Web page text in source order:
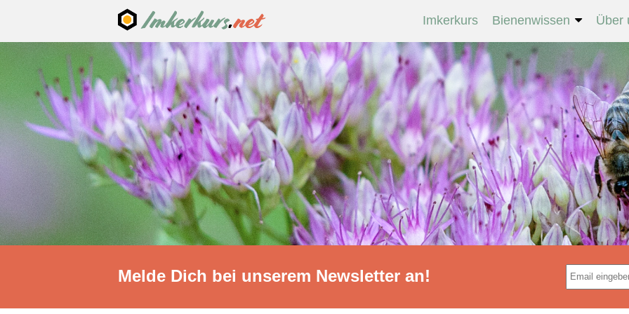
Imkerkurs Bienenwissen Über
Melde Dich bei unserem Newsletter an!